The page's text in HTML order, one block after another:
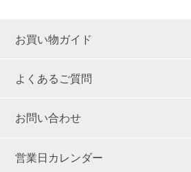
お買い物ガイド
よくあるご質問
お問い合わせ
営業日カレンダー